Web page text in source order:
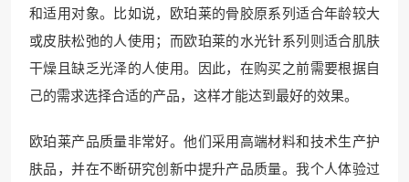
和适用对象。比如说，欧珀莱的骨胶原系列适合年龄较大
或皮肤松弛的人使用；而欧珀莱的水光针系列则适合肌肤
干燥且缺乏光泽的人使用。因此，在购买之前需要根据自
己的需求选择合适的产品，这样才能达到最好的效果。
欧珀莱产品质量非常好。他们采用高端材料和技术生产护
肤品，并在不断研究创新中提升产品质量。我个人体验过